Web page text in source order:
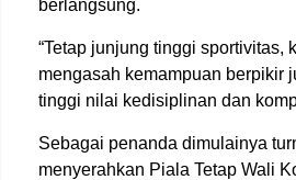
berlangsung.
“Tetap junjung tinggi sportivitas,
mengasah kemampuan berpikir
tinggi nilai kedisiplinan dan
Sebagai penanda dimulainya
menyerahkan Piala Tetap Wali